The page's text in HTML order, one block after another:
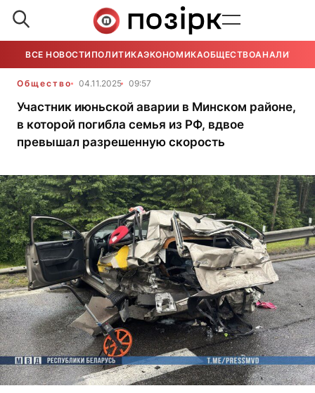
ВСЕ НОВОСТИ ПОЛИТИКАЭКОНОМИКАОБЩЕСТВОАНАЛИТИКА
Общество 04.11.2025 09:57
Участник июньской аварии в Минском районе,
в которой погибла семья из РФ, вдвое
превышал разрешенную скорость